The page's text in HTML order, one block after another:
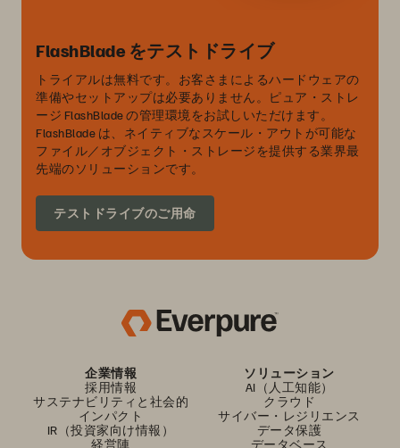
FlashBlade をテストドライブ
トライアルは無料です。お客さまによるハードウェアの
準備やセットアップは必要ありません。ピュア・ストレ
ージ FlashBlade の管理環境をお試しいただけます。
FlashBlade は、ネイティブなスケール・アウトが可能な
ファイル／オブジェクト・ストレージを提供する業界最
先端のソリューションです。
テストドライブのご用命
企業情報
採用情報
サステナビリティと社会的
インパクト
IR（投資家向け情報）
経営陣
ソリューション
AI（人工知能）
クラウド
サイバー・レジリエンス
データ保護
データベース